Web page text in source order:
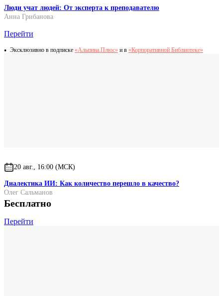
Люди учат людей: От эксперта к преподавателю
Анна Грибанова
Перейти
Эксклюзивно в подписке «Альпина.Плюс» и в «Корпоративной Библиотеке»
20 авг., 16:00 (МСК)
Диалектика ИИ: Как количество перешло в качество?
Олег Сальманов
Бесплатно
Перейти